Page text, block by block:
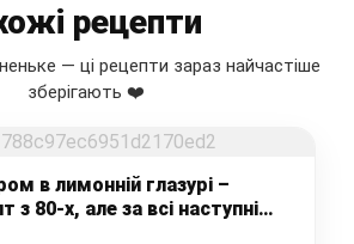
рецепти
— ці рецепти зараз найчастіше
зберігають ❤️
в лимонній глазурі –
з 80-х, але за всі наступні
серед мільйонної